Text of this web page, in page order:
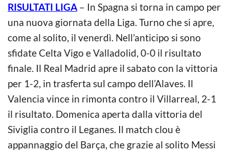
RISULTATI LIGA – In Spagna si torna in campo per
una nuova giornata della Liga. Turno che si apre,
come al solito, il venerdì. Nell’anticipo si sono
sfidate Celta Vigo e Valladolid, 0-0 il risultato
finale. Il Real Madrid apre il sabato con la vittoria
per 1-2, in trasferta sul campo dell’Alaves. Il
Valencia vince in rimonta contro il Villarreal, 2-1
il risultato. Domenica aperta dalla vittoria del
Siviglia contro il Leganes. Il match clou è
appannaggio del Barça, che grazie al solito Messi